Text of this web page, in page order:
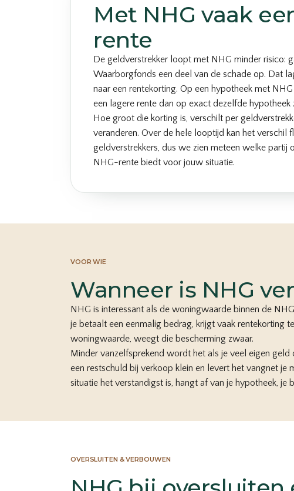
Met NHG vaak
rente
De geldverstrekker loopt met NHG minder risico:
Waarborgfonds een deel van de schade op. Dat
naar een rentekorting. Op een hypotheek met
een lagere rente dan op exact dezelfde hypotheek
Hoe groot die korting is, verschilt per
veranderen. Over de hele looptijd kan het verschil
geldverstrekkers, dus we zien meteen welke partij
NHG-rente biedt voor jouw situatie.
VOOR WIE
Wanneer is NHG
NHG is interessant als de woningwaarde binnen de
je betaalt een eenmalig bedrag, krijgt vaak rentekorting
woningwaarde, weegt die bescherming zwaar.
Minder vanzelfsprekend wordt het als je veel eigen
een restschuld bij verkoop klein en levert het vangnet
situatie het verstandigst is, hangt af van je hypotheek,
OVERSLUITEN & VERBOUWEN